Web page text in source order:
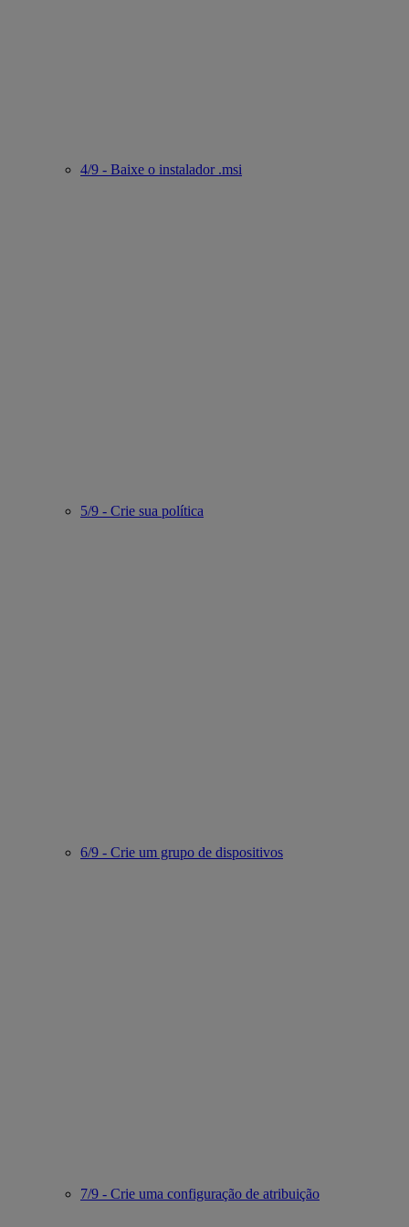
4/9 - Baixe o instalador .msi
5/9 - Crie sua política
6/9 - Crie um grupo de dispositivos
7/9 - Crie uma configuração de atribuição